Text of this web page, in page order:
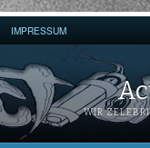
IMPRESSUM
WIR